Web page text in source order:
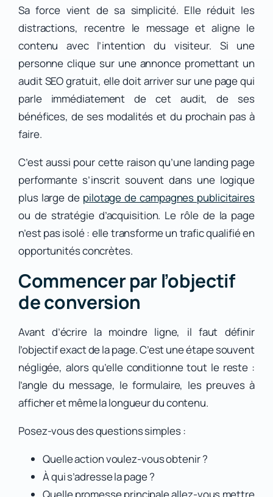
Sa force vient de sa simplicité. Elle réduit les
distractions, recentre le message et aligne le
contenu avec l’intention du visiteur. Si une
personne clique sur une annonce promettant un
audit SEO gratuit, elle doit arriver sur une page qui
parle immédiatement de cet audit, de ses
bénéfices, de ses modalités et du prochain pas à
faire.
C’est aussi pour cette raison qu’une landing page
performante s’inscrit souvent dans une logique
plus large de pilotage de campagnes publicitaires
ou de stratégie d’acquisition. Le rôle de la page
n’est pas isolé : elle transforme un trafic qualifié en
opportunités concrètes.
Commencer par l’objectif
de conversion
Avant d’écrire la moindre ligne, il faut définir
l’objectif exact de la page. C’est une étape souvent
négligée, alors qu’elle conditionne tout le reste :
l’angle du message, le formulaire, les preuves à
afficher et même la longueur du contenu.
Posez-vous des questions simples :
Quelle action voulez-vous obtenir ?
À qui s’adresse la page ?